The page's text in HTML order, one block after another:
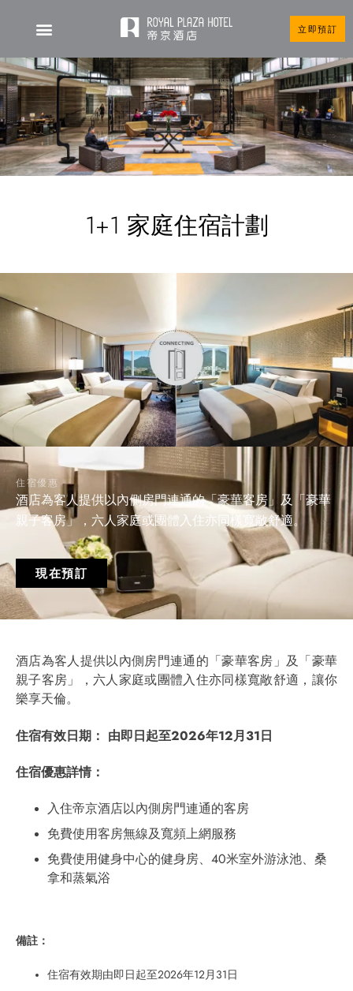
立即預訂
1+1 家庭住宿計劃
住宿優惠
酒店為客人提供以內側房門連通的「豪華客房」及「豪華
親子客房」，六人家庭或團體入住亦同樣寬敞舒適。
現在預訂
酒店為客人提供以內側房門連通的「豪華客房」及「豪華
親子客房」，六人家庭或團體入住亦同樣寬敞舒適，讓你
樂享天倫。
住宿有效日期： 由即日起至2026年12月31日
住宿優惠詳情：
入住帝京酒店以內側房門連通的客房
免費使用客房無線及寬頻上網服務
免費使用健身中心的健身房、40米室外游泳池、桑
拿和蒸氣浴
備註：
住宿有效期由即日起至2026年12月31日